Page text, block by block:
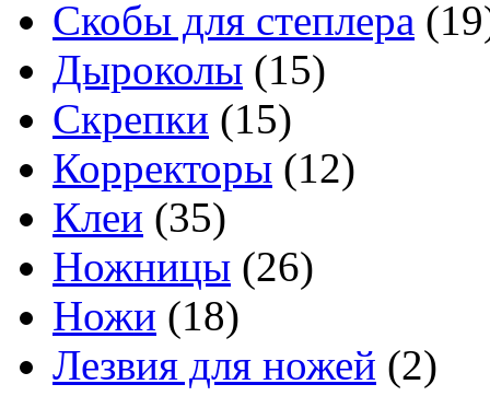
Скобы для степлера
Дыроколы (15)
Скрепки (15)
Корректоры (12)
Клеи (35)
Ножницы (26)
Ножи (18)
Лезвия для ножей (2)